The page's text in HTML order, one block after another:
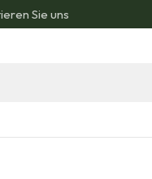
Sie uns